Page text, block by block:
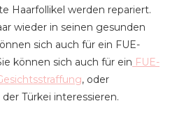
Haarfollikel werden repariert.
wieder in seinen gesunden
sich auch für ein FUE-
können sich auch für ein FUE-
, oder
der Türkei interessieren.